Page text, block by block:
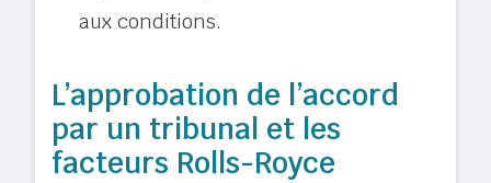
aux conditions.
L’approbation de l’accord
par un tribunal et les
facteurs Rolls-Royce